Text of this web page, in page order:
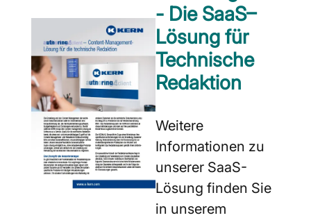
- Die SaaS–
Lösung für
Technische
Redaktion
Weitere
Informationen zu
unserer SaaS-
Lösung finden Sie
in unserem